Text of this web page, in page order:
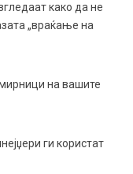
како да не
„враќање на
на вашите
ги користат